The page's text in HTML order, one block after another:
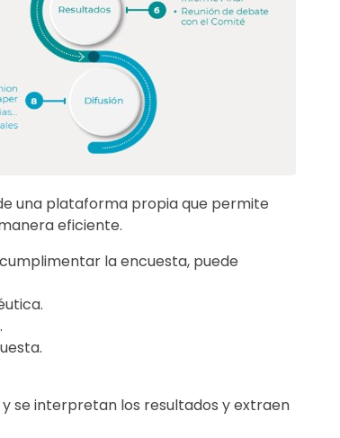
una plataforma propia que permite
eficiente.
cumplimentar la encuesta, puede
se interpretan los resultados y extraen